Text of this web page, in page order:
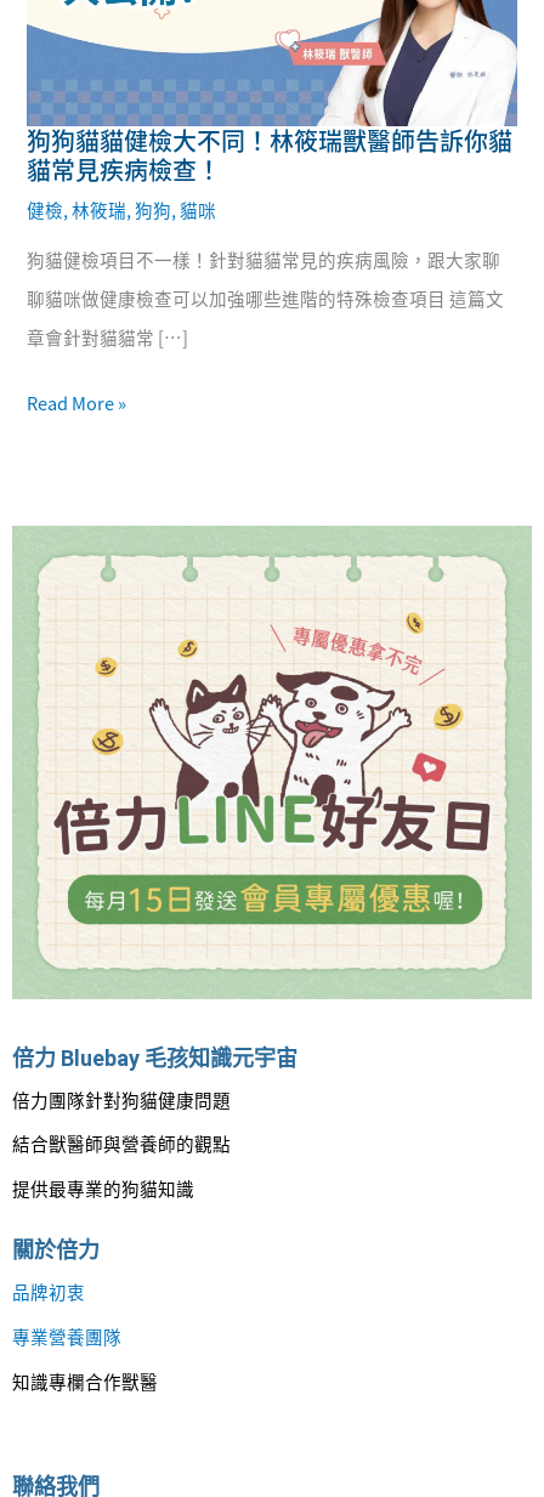
狗狗貓貓健檢大不同！林筱瑞獸醫師告訴你貓
貓常見疾病檢查！
健檢,林筱瑞,狗狗,貓咪
狗貓健檢項目不一樣！針對貓貓常見的疾病風險，跟大家聊
聊貓咪做健康檢查可以加強哪些進階的特殊檢查項目 這篇文
章會針對貓貓常 […]
狗
狗
貓
貓
健
檢
不
筱
瑞
獸
醫
師
告
訴
你
貓
貓
常
見
疾
檢
查！
Read More »
倍力 Bluebay 毛孩知識元宇宙
倍力團隊針對狗貓健康問題
結合獸醫師與營養師的觀點
提供最專業的狗貓知識
關於倍力
品牌初衷
專業營養團隊
知識專欄合作獸醫
聯絡我們